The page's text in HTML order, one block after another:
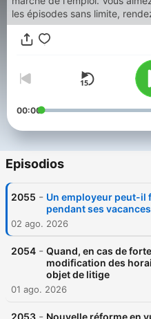
les épisodes sans limite,
00:00
Episodios
2055 - Un employeur peut-il
pendant ses
02 ago. 2026
2054 - Quand, en cas de
modification des
objet de litige
01 ago. 2026